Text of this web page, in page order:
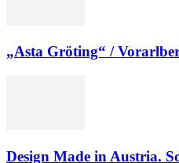
„Asta Gröting“ /
Design Made in Austria.